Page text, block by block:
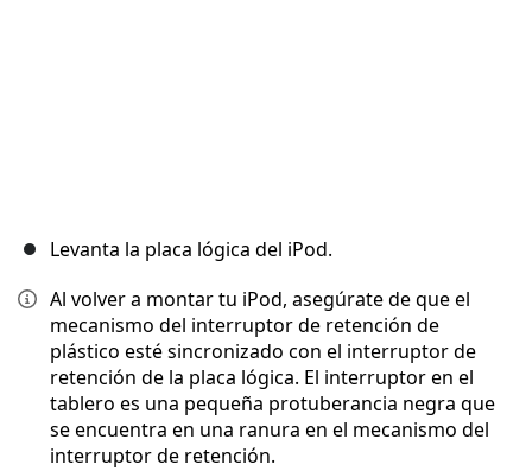
Levanta la placa lógica del iPod.
Al volver a montar tu iPod, asegúrate de que el
mecanismo del interruptor de retención de
plástico esté sincronizado con el interruptor de
retención de la placa lógica. El interruptor en el
tablero es una pequeña protuberancia negra que
se encuentra en una ranura en el mecanismo del
interruptor de retención.